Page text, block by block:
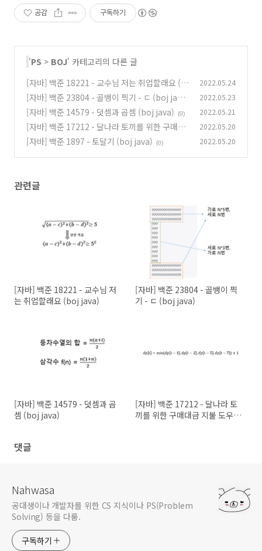
공감 구독하기
'PS > BOJ' 카테고리의 다른 글
[자바] 백준 18221 - 교수님 저는 취업할래요 (b
oj java) (0)
2022.05.24
[자바] 백준 23804 - 골뱅이 찍기 - ㄷ (boj java)
(0)
2022.05.23
[자바] 백준 14579 - 덧셈과 곱셈 (boj java) (0) 2022.05.21
[자바] 백준 17212 - 달나라 토끼를 위한 구매대
금 지불 도우미 (boj java) (0)
2022.05.20
[자바] 백준 1897 - 토달기 (boj java) (0) 2022.05.20
관련글
[자바] 백준 18221 - 교수님 저
는 취업할래요 (boj java)
[자바] 백준 23804 - 골뱅이 찍
기 - ㄷ (boj java)
[자바] 백준 14579 - 덧셈과 곱
셈 (boj java)
[자바] 백준 17212 - 달나라 토
끼를 위한 구매대금 지불 도우미
댓글
Nahwasa
공대생이나 개발자를 위한 CS 지식이나 PS(Problem
Solving) 등을 다룸.
구독하기